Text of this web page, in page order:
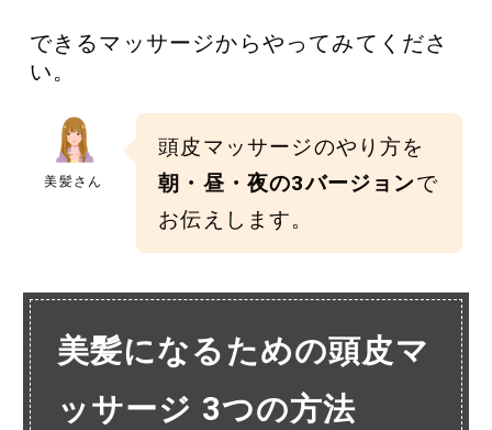
できるマッサージからやってみてくださ
い。
美髪さん
頭皮マッサージのやり方を
朝・昼・夜の3バージョンで
お伝えします。
美髪になるための頭皮マ
ッサージ 3つの方法